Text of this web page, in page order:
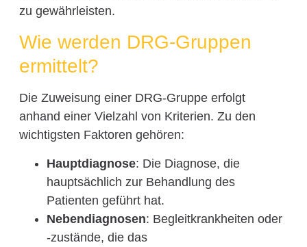
zu gewährleisten.
Wie werden DRG-Gruppen
ermittelt?
Die Zuweisung einer DRG-Gruppe erfolgt
anhand einer Vielzahl von Kriterien. Zu den
wichtigsten Faktoren gehören:
Hauptdiagnose: Die Diagnose, die
hauptsächlich zur Behandlung des
Patienten geführt hat.
Nebendiagnosen: Begleitkrankheiten oder
-zustände, die das